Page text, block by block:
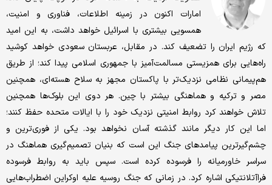
امارات اکنون در زمینه اطلاعات، فناوری و امنیت،
همسویی بیشتری با اسرائیل خواهد داشت، به این امید
که رژیم ایران را تضعیف کند. در مقابل، عربستان سعودی خواهد کوشید
راه‌هایی برای همزیستی مسالمت‌آمیز با جمهوری اسلامی پیدا کند؛ از طریق
هم‌پیمانی نظامی نزدیک‌تر با پاکستان مجهز به سلاح هسته‌ای، همچنین
مصر و ترکیه و هماهنگی بیشتر با چین. هر دوی این بلوک‌ها همچنین
تلاش خواهند کرد روابط امنیتی نزدیک خود را با ایالات متحده حفظ کنند؛
اما این کار دیگر مانند گذشته آسان نخواهد بود. یکی از فوری‌ترین و
چشم‌گیرترین پیامدهای جنگ این است که بنیان تصمیم‌گیری هماهنگ در
سراسر خاورمیانه را فرسوده کرده است. سپس باید به روابط فرسوده
فراآتلانتیکی اشاره کرد. در زمانی که جنگ روسیه علیه اوکراین اضطراب‌هایی